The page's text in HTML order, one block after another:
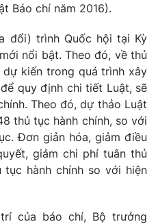
English
Việt Nam
Báo chí năm 2016).
đổi) trình Quốc hội tại Kỳ
nổi bật. Theo đó, về thủ
kiến trong quá trình xây
quy định chi tiết Luật, sẽ
Theo đó, dự thảo Luật
thủ tục hành chính, so với
Đơn giản hóa, giảm điều
giảm chi phí tuân thủ
hành chính so với hiện
của báo chí, Bộ trưởng